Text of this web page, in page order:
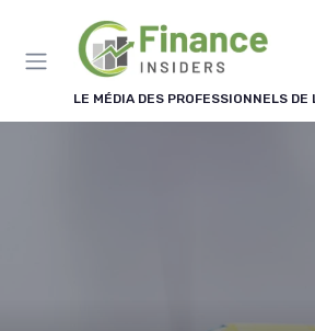
LE MÉDIA DES PROFESSIONNELS DE